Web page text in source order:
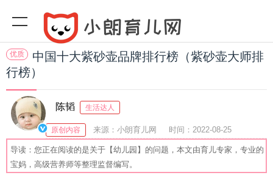
优质
中国十大紫砂壶品牌排行榜（紫砂壶大师排
行榜）
陈韬 生活达人
原创内容 来源：小朗育儿网 时间：2022-08-25
10:28:28 阅读( 收藏：34 分享：78 爆
导读：您正在阅读的是关于【幼儿园】的问题，本文由育儿专家，专业的
宝妈，高级营养师等整理监督编写。